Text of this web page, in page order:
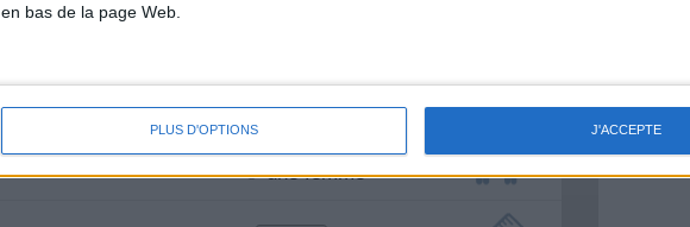
en bas de la page Web.
PLUS D'OPTIONS J'ACCEPTE
Votre bilan minceur(env. 2 min)
Je suis
une femme